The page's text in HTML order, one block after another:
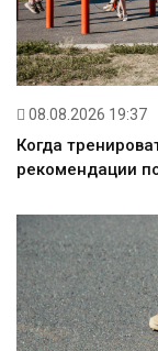
08.08.2026 19:37
Когда
рекомендации